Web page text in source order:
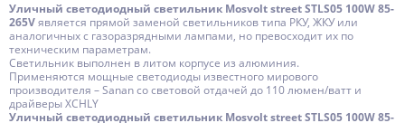
Уличный светодиодный светильник Mosvolt street STLS05 100W 85-
265Vявляется прямой заменой светильников типа РКУ, ЖКУ или
аналогичных с газоразрядными лампами, но превосходит их по
техническим параметрам.
Светильник выполнен в литом корпусе из алюминия.
Применяются мощные светодиоды известного мирового
производителя – Sanan со световой отдачей до 110 люмен/ватт и
драйверы XCHLY
Уличный светодиодный светильник Mosvolt street STLS05 100W 85-